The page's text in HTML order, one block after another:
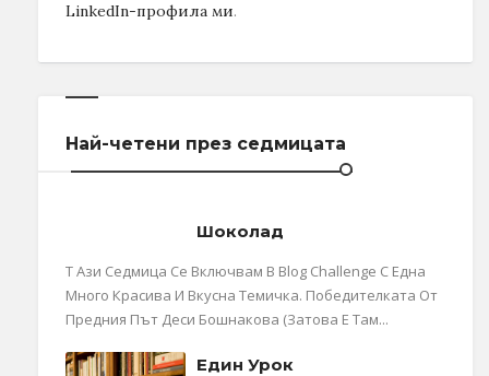
LinkedIn-профила ми.
Най-четени през седмицата
Шоколад
Т Ази Седмица Се Включвам В Blog Challenge С Една
Много Красива И Вкусна Темичка. Победителката От
Предния Път Деси Бошнакова (затова Е Там...
Един Урок